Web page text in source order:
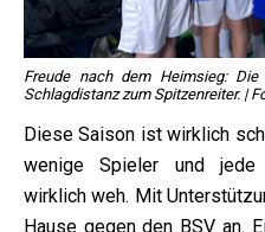
Freude nach dem Heimsieg:
Schlagdistanz zum Spitzenreiter. |
Diese Saison ist wirklich
wenige Spieler und jede
wirklich weh. Mit
Hause gegen den BSV an.